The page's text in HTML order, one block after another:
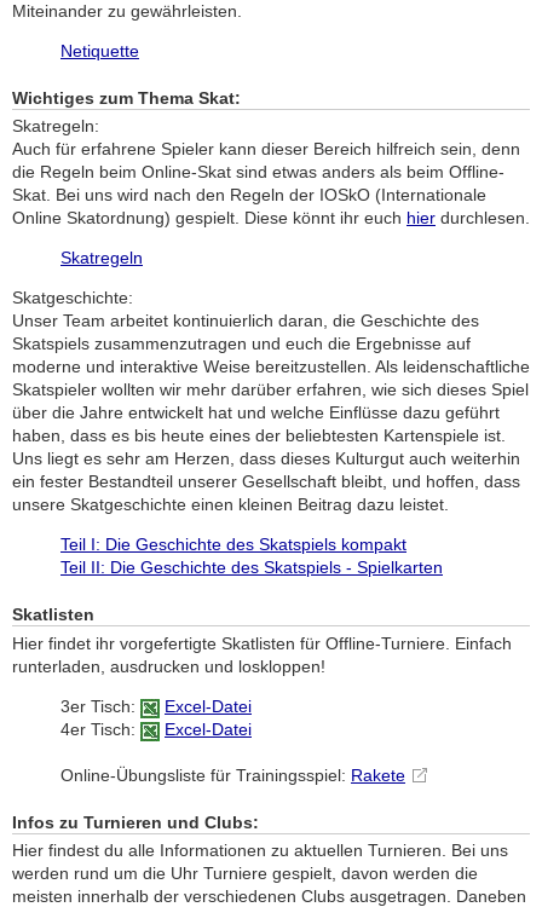
Miteinander zu gewährleisten.
Netiquette
Wichtiges zum Thema Skat:
Skatregeln:
Auch für erfahrene Spieler kann dieser Bereich hilfreich sein, denn
die Regeln beim Online-Skat sind etwas anders als beim Offline-
Skat. Bei uns wird nach den Regeln der IOSkO (Internationale
Online Skatordnung) gespielt. Diese könnt ihr euch hier durchlesen.
Skatregeln
Skatgeschichte:
Unser Team arbeitet kontinuierlich daran, die Geschichte des
Skatspiels zusammenzutragen und euch die Ergebnisse auf
moderne und interaktive Weise bereitzustellen. Als leidenschaftliche
Skatspieler wollten wir mehr darüber erfahren, wie sich dieses Spiel
über die Jahre entwickelt hat und welche Einflüsse dazu geführt
haben, dass es bis heute eines der beliebtesten Kartenspiele ist.
Uns liegt es sehr am Herzen, dass dieses Kulturgut auch weiterhin
ein fester Bestandteil unserer Gesellschaft bleibt, und hoffen, dass
unsere Skatgeschichte einen kleinen Beitrag dazu leistet.
Teil I: Die Geschichte des Skatspiels kompakt
Teil II: Die Geschichte des Skatspiels - Spielkarten
Skatlisten
Hier findet ihr vorgefertigte Skatlisten für Offline-Turniere. Einfach
runterladen, ausdrucken und loskloppen!
3er Tisch:
Excel-Datei
4er Tisch:
Excel-Datei
Online-Übungsliste für Trainingsspiel: Rakete
Infos zu Turnieren und Clubs:
Hier findest du alle Informationen zu aktuellen Turnieren. Bei uns
werden rund um die Uhr Turniere gespielt, davon werden die
meisten innerhalb der verschiedenen Clubs ausgetragen. Daneben